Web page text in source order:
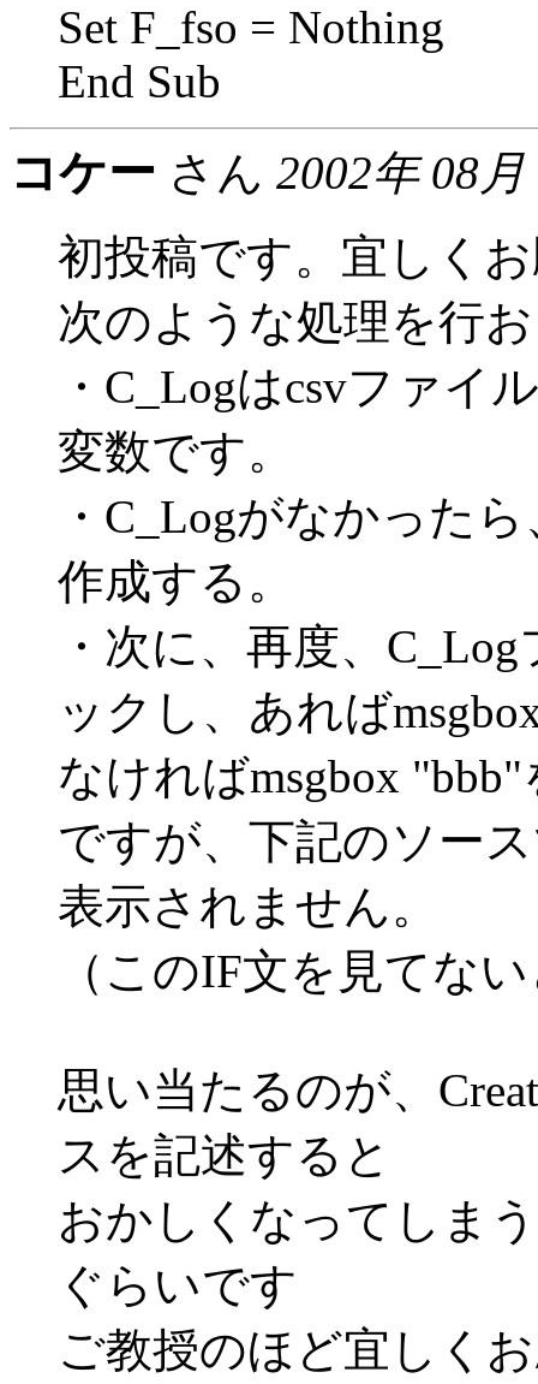
Set F_fso = Nothing
End Sub
コケー さん 2002年 08
初投稿です。宜しく
次のような処理を行
・C_Logはcsvファイ
変数です。
・C_Logがなかった
作成する。
・次に、再度、
ックし、あれば
なければmsgbox
ですが、下記のソー
表示されません。
（このIF文を見てな
思い当たるのが、
スを記述すると
おかしくなってしま
ぐらいです
ご教授のほど宜しく